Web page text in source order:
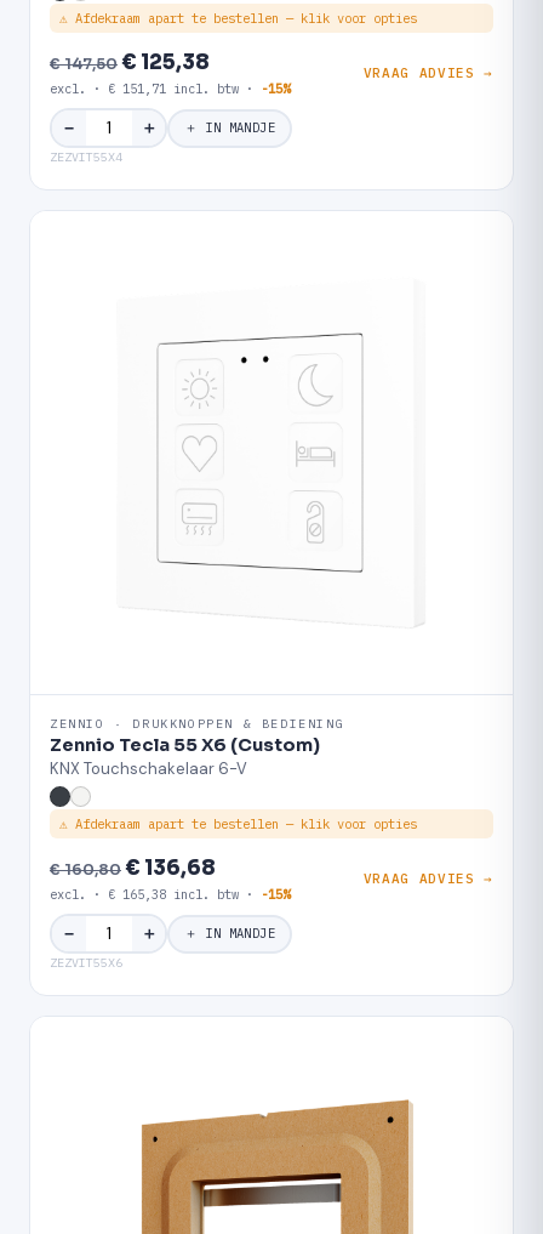
⚠ Afdekraam apart te bestellen — klik voor opties
€ 147,50€ 125,38
excl. · € 151,71 incl. btw · -15%
VRAAG ADVIES →
− ＋ ＋ IN MANDJE
ZEZVIT55X4
ZENNIO · DRUKKNOPPEN & BEDIENING
Zennio Tecla 55 X6 (Custom)
KNX Touchschakelaar 6-V
⚠ Afdekraam apart te bestellen — klik voor opties
€ 160,80€ 136,68
excl. · € 165,38 incl. btw · -15%
VRAAG ADVIES →
− ＋ ＋ IN MANDJE
ZEZVIT55X6